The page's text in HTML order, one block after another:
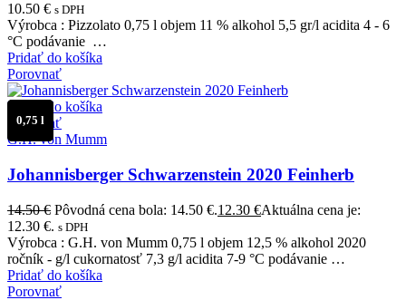
10.50 € s DPH
Výrobca : Pizzolato 0,75 l objem 11 % alkohol 5,5 gr/l acidita 4 - 6
°C podávanie …
Pridať do košíka
Porovnať
Pridať do košíka
Porovnať
G.H. von Mumm
Johannisberger Schwarzenstein 2020 Feinherb
14.50€ Pôvodná cena bola: 14.50 €.12.30 €Aktuálna cena je:
12.30 €. s DPH
0,75 l
Výrobca : G.H. von Mumm 0,75 l objem 12,5 % alkohol 2020
ročník - g/l cukornatosť 7,3 g/l acidita 7-9 °C podávanie …
Pridať do košíka
Porovnať